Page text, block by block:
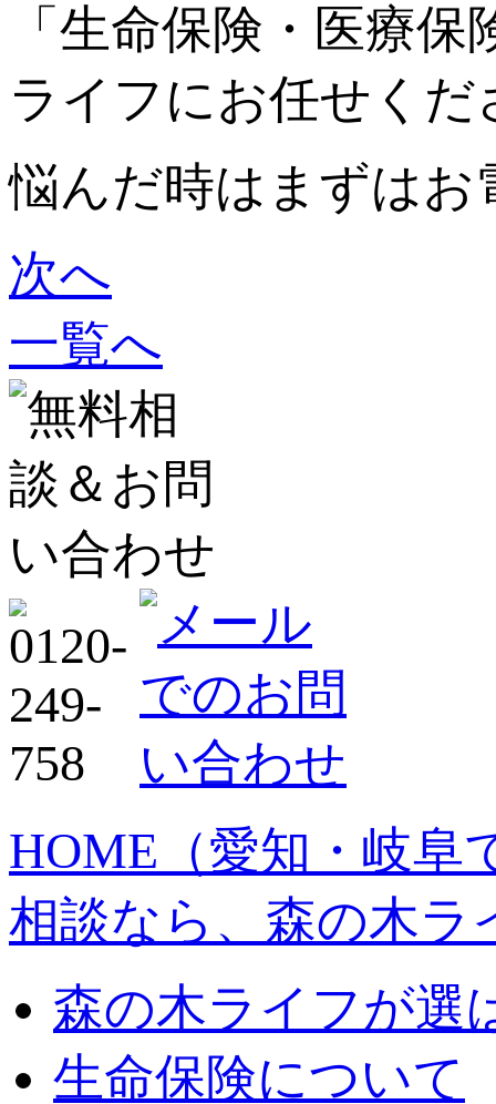
「生命保険・医療
ライフにお任せくだ
悩んだ時はまずはお
次へ
一覧へ
HOME （愛知・岐
相談なら、森の木ラ
森の木ライフが選
生命保険について